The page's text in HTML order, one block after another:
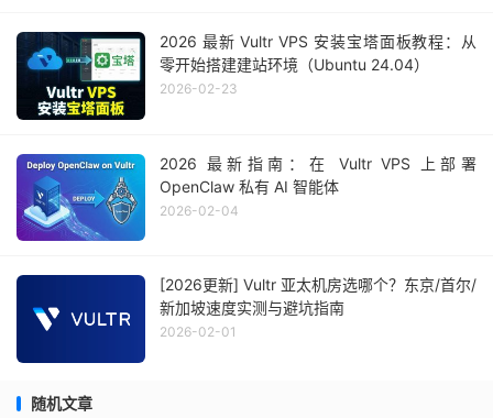
2026 最新 Vultr VPS 安装宝塔面板教程：从
零开始搭建建站环境（Ubuntu 24.04）
2026-02-23
2026 最新指南：在 Vultr VPS 上部署
OpenClaw 私有 AI 智能体
2026-02-04
[2026更新] Vultr 亚太机房选哪个？东京/首尔/
新加坡速度实测与避坑指南
2026-02-01
随机文章